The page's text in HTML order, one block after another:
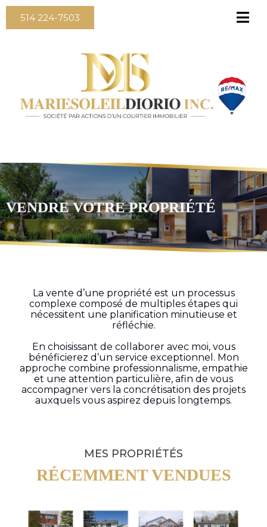
514 224-7503
VENDRE VOTRE PROPRIÉTÉ
La vente d’une propriété est un processus
complexe composé de multiples étapes qui
nécessitent une planification minutieuse et
réfléchie.
En choisissant de collaborer avec moi, vous
bénéficierez d’un service exceptionnel. Mon
approche combine professionnalisme, empathie
et une attention particulière, afin de vous
accompagner vers la concrétisation des projets
auxquels vous aspirez depuis longtemps.
MES PROPRIÉTÉS
RÉCEMMENT VENDUES